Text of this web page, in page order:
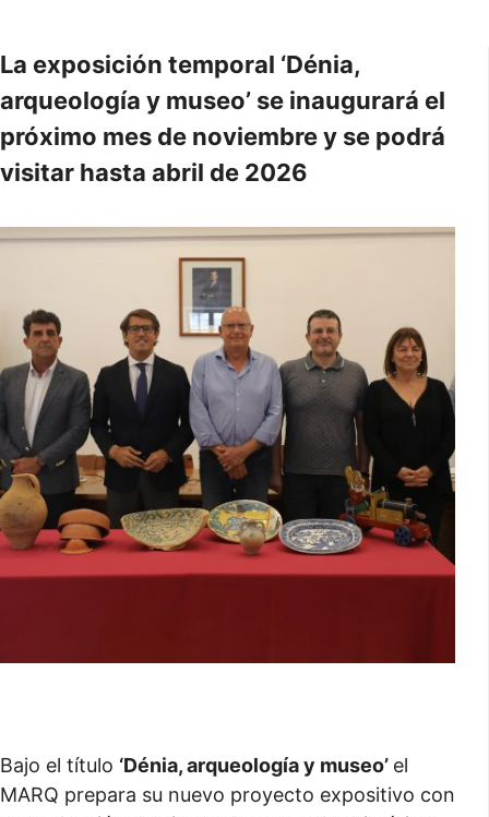
La exposición temporal ‘Dénia,
arqueología y museo’ se inaugurará el
próximo mes de noviembre y se podrá
visitar hasta abril de 2026
Bajo el título ‘Dénia, arqueología y museo’ el
MARQ prepara su nuevo proyecto expositivo con